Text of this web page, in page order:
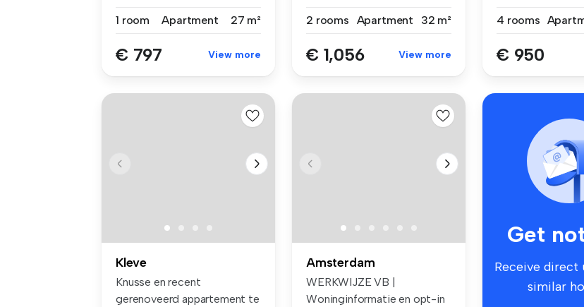
1 room
Apartment 27 m²
€ 797 View more
2 rooms
Apartment 32 m²
€ 1,056 View more
4 rooms
€ 950
Kleve
Knusse en recent
gerenoveerd appartement te
Amsterdam
WERKWIJZE VB |
Woninginformatie en opt-in
Get
Receive direct
similar